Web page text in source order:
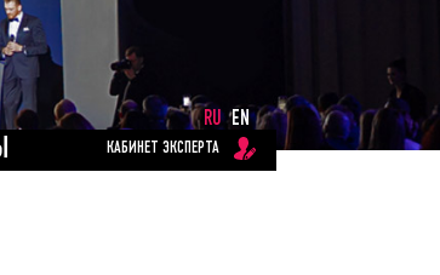
RU EN
КАБИНЕТ ЭКСПЕРТА